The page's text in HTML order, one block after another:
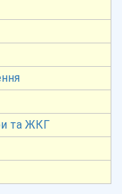
та ЖКГ